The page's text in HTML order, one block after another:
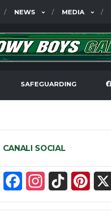
NEWS MEDIA
SAFEGUARDING
CANALI SOCIAL
a
n
i
i